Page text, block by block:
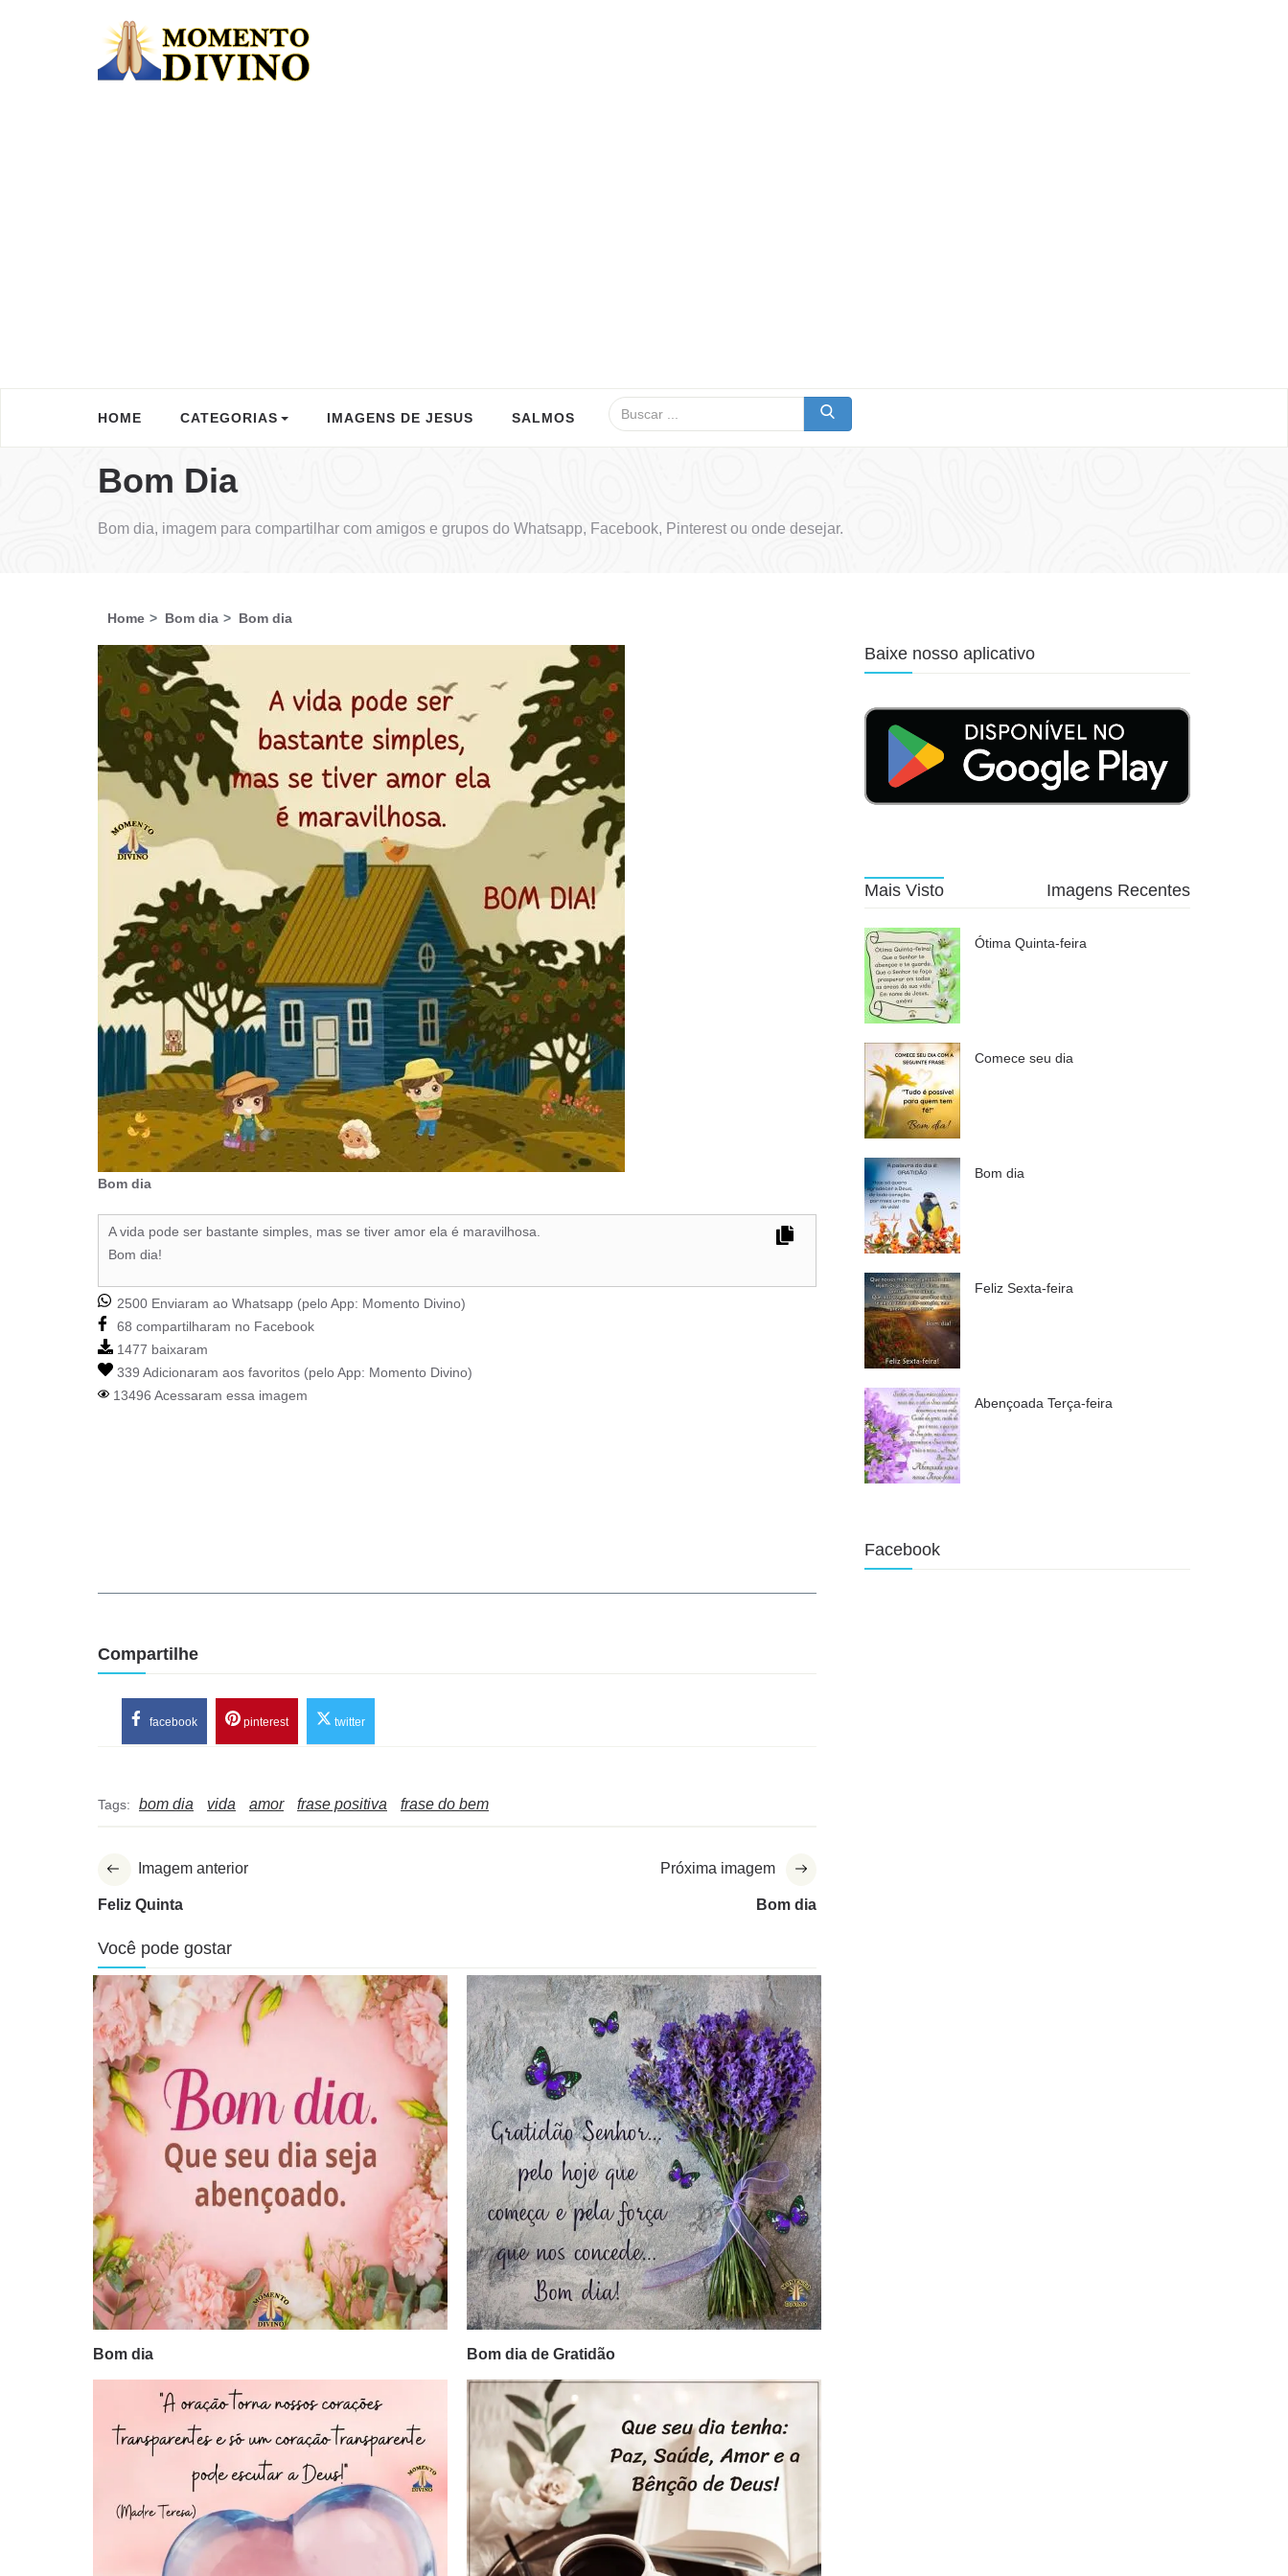
HOME CATEGORIAS IMAGENS DE JESUS SALMOS
Bom Dia
Bom dia, imagem para compartilhar com amigos e grupos do Whatsapp, Facebook, Pinterest ou onde desejar.
Home Bom dia Bom dia
Bom dia
A vida pode ser bastante simples, mas se tiver amor ela é maravilhosa.
Bom dia!
2500 Enviaram ao Whatsapp (pelo App: Momento Divino)
68 compartilharam no Facebook
1477 baixaram
339 Adicionaram aos favoritos (pelo App: Momento Divino)
13496 Acessaram essa imagem
Compartilhe
facebook pinterest twitter
Tags: bom dia vida amor frase positiva frase do bem
Imagem anterior
Feliz Quinta
Próxima imagem
Bom dia
Você pode gostar
Bom dia Bom dia de Gratidão
Baixe nosso aplicativo
Mais Visto Imagens Recentes
Ótima Quinta-feira
Comece seu dia
Bom dia
Feliz Sexta-feira
Abençoada Terça-feira
Facebook